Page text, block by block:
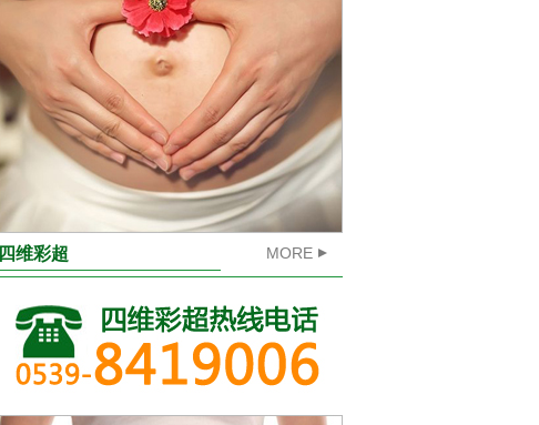
四维彩超 MORE